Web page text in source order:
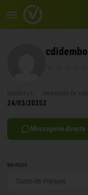
cdidembo
24/03/20252
Messagerie directe
MARQUE